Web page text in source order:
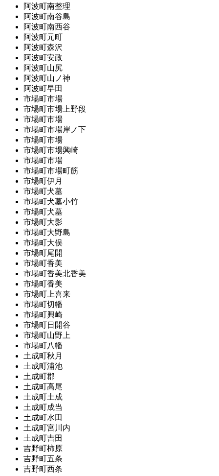
阿波町南整理
阿波町南谷島
阿波町南西谷
阿波町元町
阿波町森沢
阿波町安政
阿波町山尻
阿波町山ノ神
阿波町早田
市場町市場
市場町市場上野段
市場町市場
市場町市場岸ノ下
市場町市場
市場町市場興崎
市場町市場
市場町市場町筋
市場町伊月
市場町犬墓
市場町犬墓小竹
市場町犬墓
市場町大影
市場町大野島
市場町大俣
市場町尾開
市場町香美
市場町香美北香美
市場町香美
市場町上喜来
市場町切幡
市場町興崎
市場町日開谷
市場町山野上
市場町八幡
土成町秋月
土成町浦池
土成町郡
土成町高尾
土成町土成
土成町成当
土成町水田
土成町宮川内
土成町吉田
吉野町柿原
吉野町五条
吉野町西条